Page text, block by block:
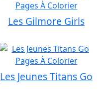
Les Gilmore Girls
Les Jeunes Titans Go